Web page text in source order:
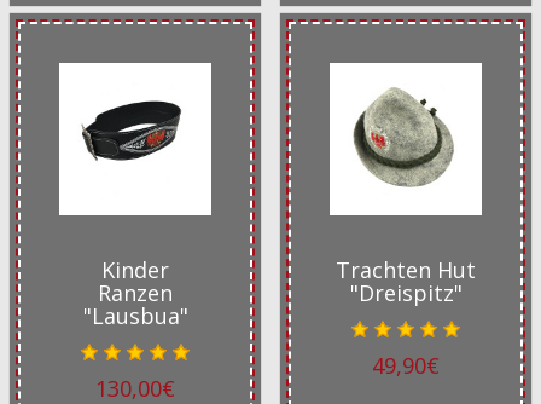
Kinder
Ranzen
"Lausbua"
130,00€
Trachten Hut
"Dreispitz"
49,90€